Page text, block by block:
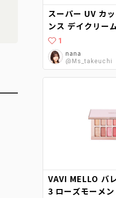
スーパー UV カ
ンス デイクリー
1
nana
@Ms_takeuchi
VAVI MELLO バ
3 ローズモーメン